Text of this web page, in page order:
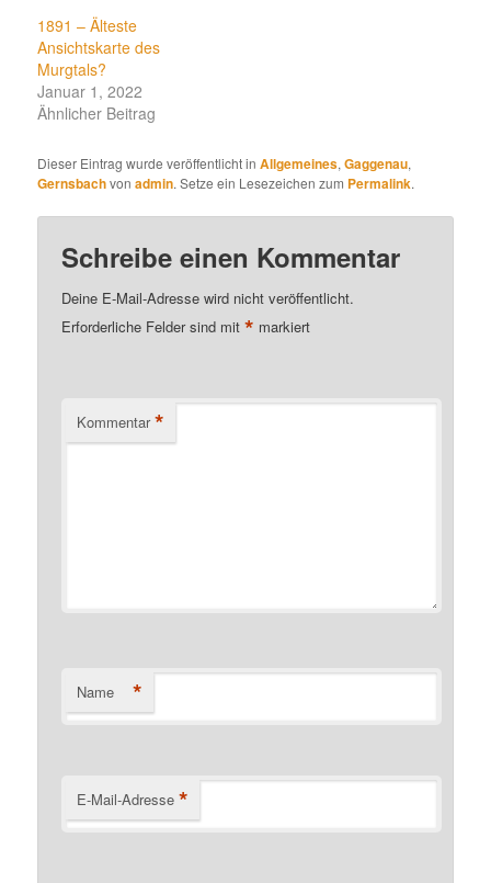
1891 – Älteste
Ansichtskarte des
Murgtals?
Januar 1, 2022
Ähnlicher Beitrag
Dieser Eintrag wurde veröffentlicht inAllgemeines,Gaggenau,
Gernsbachvonadmin. Setze ein Lesezeichen zum Permalink.
Schreibe einen Kommentar
Deine E-Mail-Adresse wird nicht veröffentlicht.
Erforderliche Felder sind mit* markiert
Kommentar *
Name *
E-Mail-Adresse *